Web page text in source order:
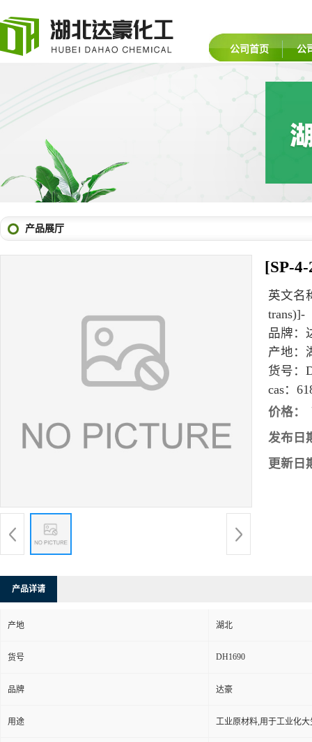
公司首页 公
产品展厅
[SP-
英文名
trans)]-
品牌：
产地：
货号：
cas：
价格：
发布日
更新日
产品详请
产地 湖北
货号 DH1690
品牌 达豪
用途 工业原材料,用于工业化大